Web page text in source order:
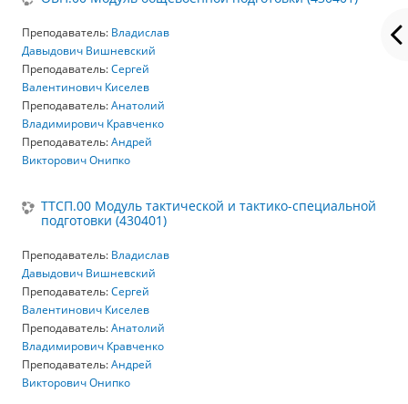
Преподаватель: Владислав
Давыдович Вишневский
Преподаватель:Сергей
Валентинович Киселев
Преподаватель:Анатолий
Владимирович Кравченко
Преподаватель:Андрей
Викторович Онипко
ТТСП.00 Модуль тактической и тактико-специальной
подготовки (430401)
Преподаватель: Владислав
Давыдович Вишневский
Преподаватель:Сергей
Валентинович Киселев
Преподаватель:Анатолий
Владимирович Кравченко
Преподаватель:Андрей
Викторович Онипко